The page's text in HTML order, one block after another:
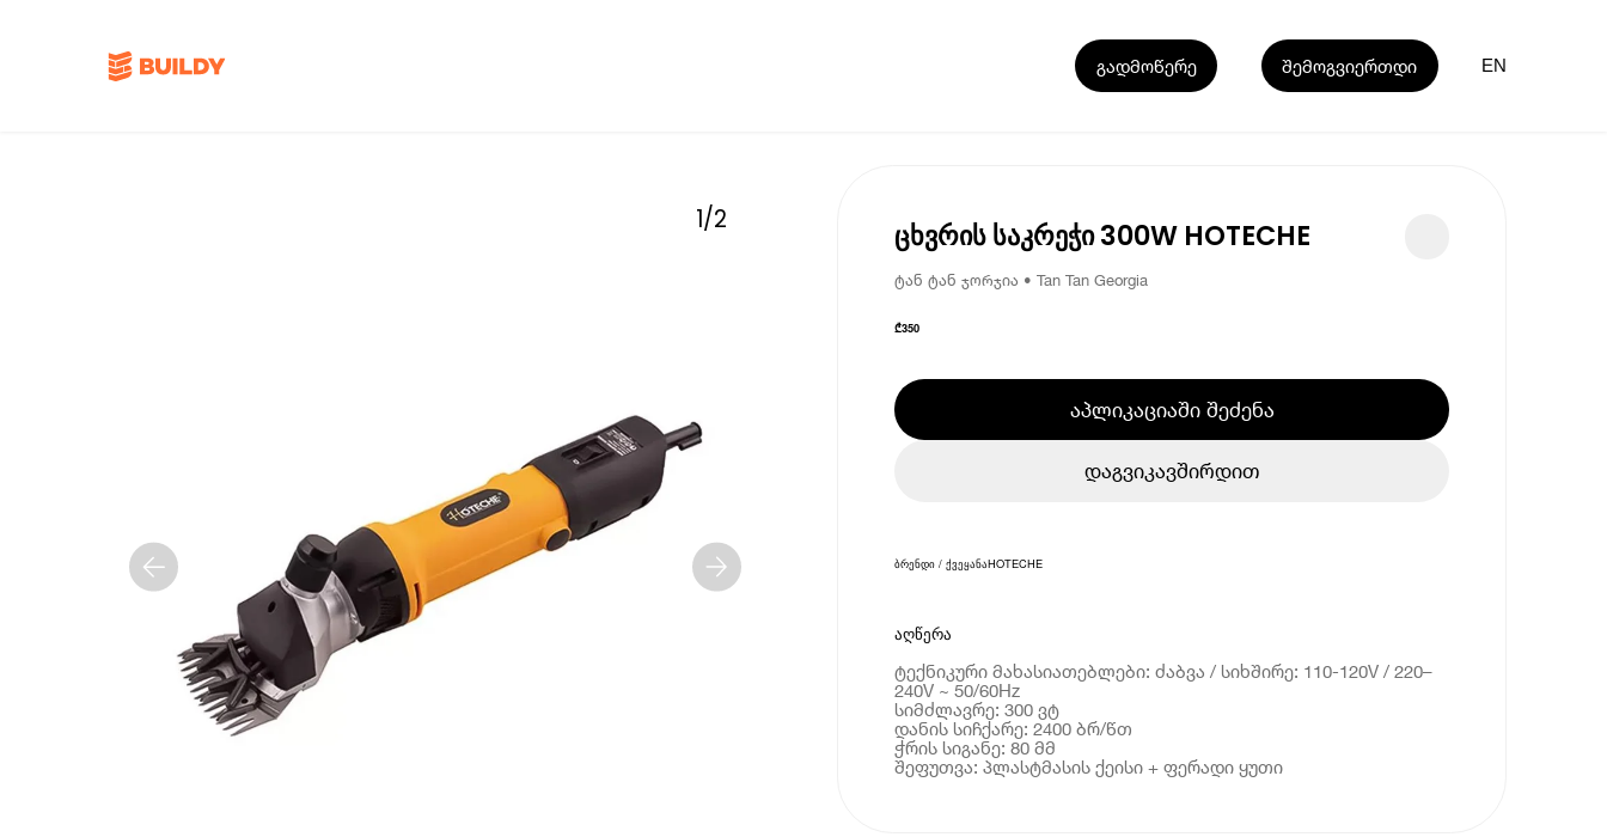
გადმოწერე შემოგვიერთდი EN
1/2 ცხვრის საკრეჭი 300W HOTECHE
ტან ტან ჯორჯია • Tan Tan Georgia
₾350
აპლიკაციაში შეძენა
დაგვიკავშირდით
ბრენდი / ქვეყანაHOTECHE
აღწერა
ტექნიკური მახასიათებლები: ძაბვა / სიხშირე: 110-120V / 220–
240V ~ 50/60Hz
სიმძლავრე: 300 ვტ
დანის სიჩქარე: 2400 ბრ/წთ
ჭრის სიგანე: 80 მმ
შეფუთვა: პლასტმასის ქეისი + ფერადი ყუთი